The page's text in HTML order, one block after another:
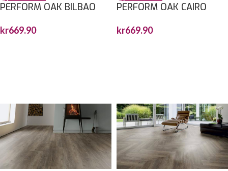
PERFORM OAK BILBAO
kr669.90
PERFORM OAK CAIRO
kr669.90